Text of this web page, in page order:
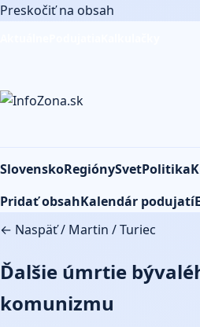
Preskočiť na obsah
SlovenskoRegiónySvetPolitika
Pridať obsahKalendár podujatí
← Naspäť/ Martin /Turiec
Ďalšie úmrtie
komunizmu